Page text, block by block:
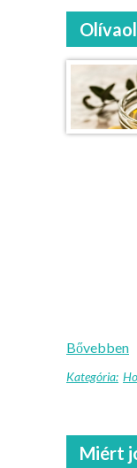
Bővebben
Kategória:
Miért